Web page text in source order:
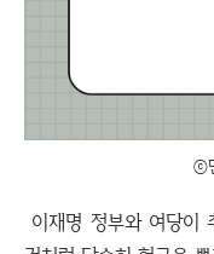
ⓒ
이재명 정부와 여당이